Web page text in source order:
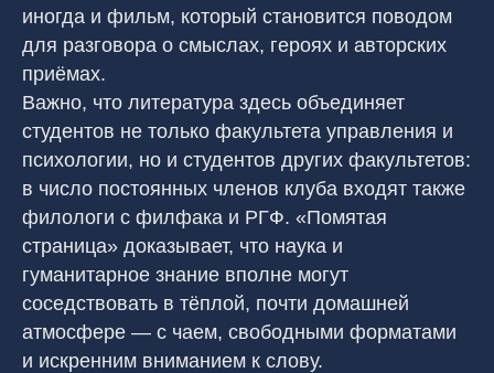
иногда и фильм, который становится поводом
для разговора о смыслах, героях и авторских
приёмах.
Важно, что литература здесь объединяет
студентов не только факультета управления и
психологии, но и студентов других факультетов:
в число постоянных членов клуба входят также
филологи с филфака и РГФ. «Помятая
страница» доказывает, что наука и
гуманитарное знание вполне могут
соседствовать в тёплой, почти домашней
атмосфере — с чаем, свободными форматами
и искренним вниманием к слову.